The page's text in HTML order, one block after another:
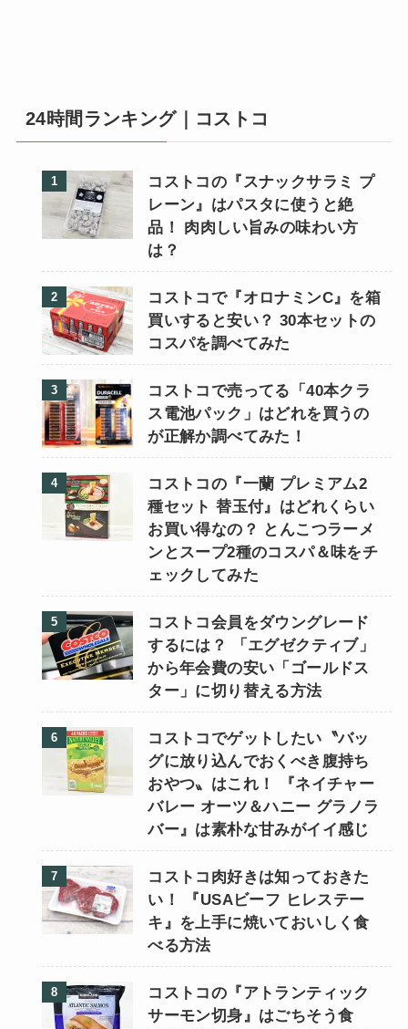
24時間ランキング｜コストコ
コストコの『スナックサラミ プ
レーン』はパスタに使うと絶
品！ 肉肉しい旨みの味わい方
は？
コストコで『オロナミンC』を箱
買いすると安い？ 30本セットの
コスパを調べてみた
コストコで売ってる「40本クラ
ス電池パック」はどれを買うの
が正解か調べてみた！
コストコの『一蘭 プレミアム2
種セット 替玉付』はどれくらい
お買い得なの？ とんこつラーメ
ンとスープ2種のコスパ＆味をチ
ェックしてみた
コストコ会員をダウングレード
するには？ 「エグゼクティブ」
から年会費の安い「ゴールドス
ター」に切り替える方法
コストコでゲットしたい〝バッ
グに放り込んでおくべき腹持ち
おやつ〟はこれ！ 『ネイチャー
バレー オーツ＆ハニー グラノラ
バー』は素朴な甘みがイイ感じ
コストコ肉好きは知っておきた
い！ 『USAビーフ ヒレステー
キ』を上手に焼いておいしく食
べる方法
コストコの『アトランティック
サーモン切身』はごちそう食